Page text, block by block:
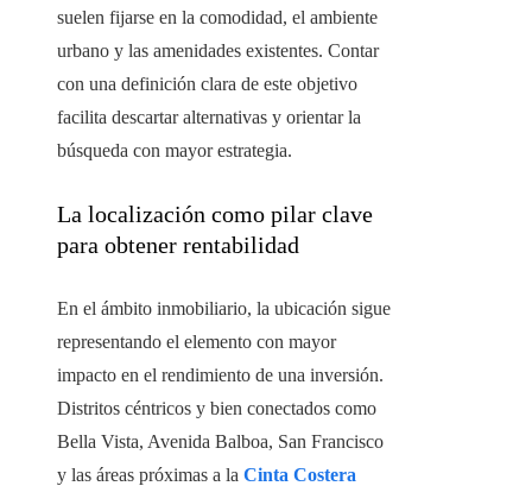
suelen fijarse en la comodidad, el ambiente
urbano y las amenidades existentes. Contar
con una definición clara de este objetivo
facilita descartar alternativas y orientar la
búsqueda con mayor estrategia.
La localización como pilar clave
para obtener rentabilidad
En el ámbito inmobiliario, la ubicación sigue
representando el elemento con mayor
impacto en el rendimiento de una inversión.
Distritos céntricos y bien conectados como
Bella Vista, Avenida Balboa, San Francisco
y las áreas próximas a la Cinta Costera